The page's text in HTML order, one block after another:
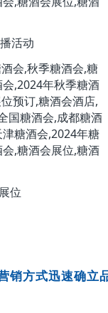
活动
位
销方式迅速确立